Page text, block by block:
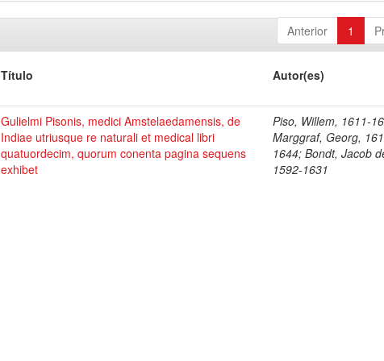
Anterior 1
Título Autor(es)
Gulielmi Pisonis, medici Amstelaedamensis, de
Indiae utriusque re naturali et medical libri
quatuordecim, quorum conenta pagina sequens
exhibet
Piso, Willem, 1611-
Marggraf, Georg,
1644; Bondt, Jacob
1592-1631